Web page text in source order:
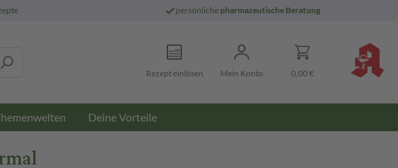
persönliche pharmazeutische Beratung
Rezept einlösen Mein Konto 0,00 €
Deine Vorteile